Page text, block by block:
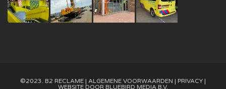
©2023. B2 RECLAME | ALGEMENE VOORWAARDEN | PRIVACY |
WEBSITE DOOR BLUEBIRD MEDIA B.V.